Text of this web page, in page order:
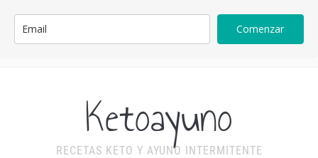
Comenzar
Ketoayuno
RECETAS KETO Y AYUNO INTERMITENTE